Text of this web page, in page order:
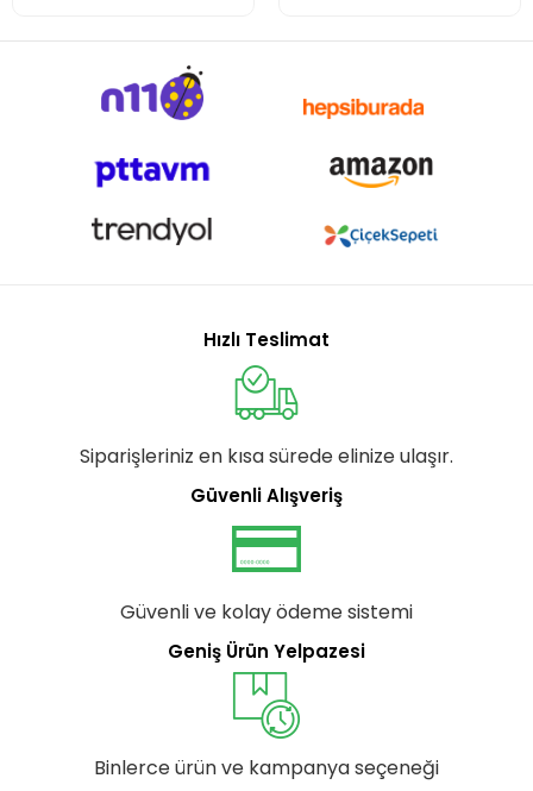
Hızlı Teslimat
Siparişleriniz en kısa sürede elinize ulaşır.
Güvenli Alışveriş
Güvenli ve kolay ödeme sistemi
Geniş Ürün Yelpazesi
Binlerce ürün ve kampanya seçeneği